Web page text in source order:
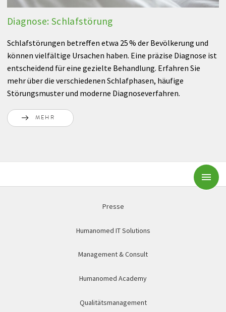
Diagnose: Schlafstörung
Schlafstörungen betreffen etwa 25 % der Bevölkerung und
können vielfältige Ursachen haben. Eine präzise Diagnose ist
entscheidend für eine gezielte Behandlung. Erfahren Sie
mehr über die verschiedenen Schlafphasen, häufige
Störungsmuster und moderne Diagnoseverfahren.
MEHR
Presse
Humanomed IT Solutions
Management & Consult
Humanomed Academy
Qualitätsmanagement